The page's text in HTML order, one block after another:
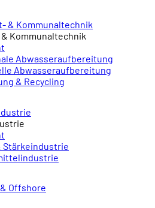
& Kommunaltechnik
Kommunaltechnik
Abwasseraufbereitung
Abwasseraufbereitung
& Recycling
Stärkeindustrie
Offshore